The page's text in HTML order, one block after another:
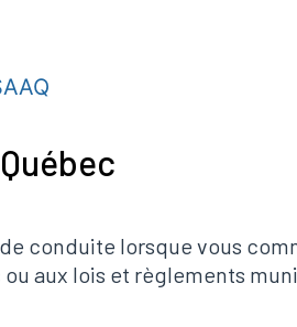
conduite lorsque vous
ou aux lois et règlements